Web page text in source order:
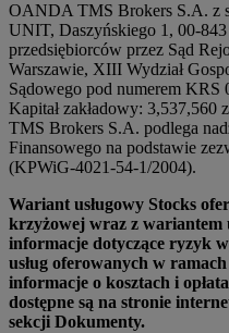
OANDA TMS Brokers S.A. z
UNIT, Daszyńskiego 1, 00-
przedsiębiorców przez Sąd
Warszawie, XIII Wydział
Sądowego pod numerem KRS
Kapitał zakładowy: 3,537,560
TMS Brokers S.A. podlega
Finansowego na podstawie
(KPWiG-4021-54-1/2004).
Wariant usługowy Stocks
krzyżowej wraz z wariantem
informacje dotyczące ryzyk
usług oferowanych w
informacje o kosztach i
dostępne są na stronie
sekcji Dokumenty.